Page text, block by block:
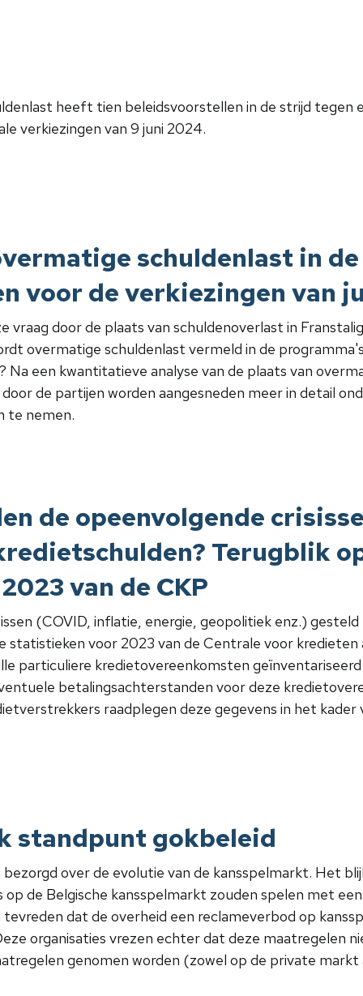
heeft tien beleidsvoorstellen in de strijd tegen
verkiezingen van 9 juni 2024.
schuldenlast in de
voor de verkiezingen van
door de plaats van schuldenoverlast in
overmatige schuldenlast vermeld in de
een kwantitatieve analyse van de plaats van
de partijen worden aangesneden meer in detail
te nemen.
de opeenvolgende
Terugblik
van de CKP
(COVID, inflatie, energie, geopolitiek enz.)
statistieken voor 2023 van de Centrale voor
particuliere kredietovereenkomsten
betalingsachterstanden voor deze
raadplegen deze gegevens in het kader
standpunt gokbeleid
over de evolutie van de kansspelmarkt. Het
op de Belgische kansspelmarkt zouden spelen met
dat de overheid een reclameverbod op
organisaties vrezen echter dat deze maatregelen
genomen worden (zowel op de private markt